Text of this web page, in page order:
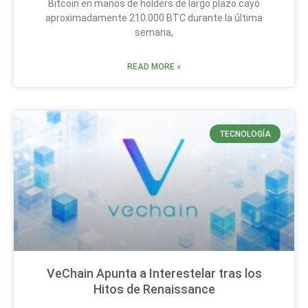
Bitcoin en manos de holders de largo plazo cayó
aproximadamente 210.000 BTC durante la última
semana,
READ MORE »
TECNOLOGÍA
VeChain Apunta a Interestelar tras los
Hitos de Renaissance